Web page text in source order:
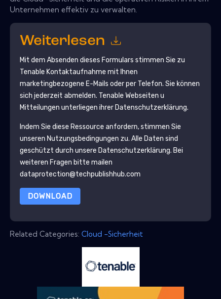
Unternehmen effektiv zu verwalten.
Weiterlesen
Mit dem Absenden dieses Formulars stimmen Sie zu
Tenable Kontaktaufnahme mit Ihnen
marketingbezogene E-Mails oder per Telefon. Sie können
sich jederzeit abmelden. Tenable Webseiten u
Mitteilungen unterliegen ihrer Datenschutzerklärung.
Indem Sie diese Ressource anfordern, stimmen Sie
unseren Nutzungsbedingungen zu. Alle Daten sind
geschützt durch unsere Datenschutzerklärung. Bei
weiteren Fragen bitte mailen
dataprotection@techpublishhub.com
DOWNLOAD
Related Categories: Cloud -Sicherheit